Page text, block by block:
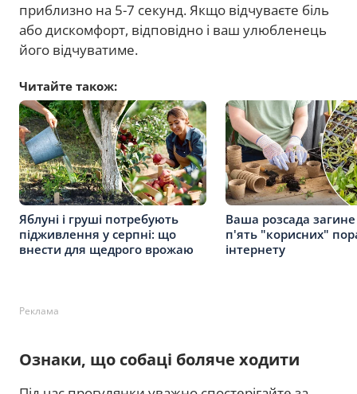
приблизно на 5-7 секунд. Якщо відчуваєте біль
або дискомфорт, відповідно і ваш улюбленець
його відчуватиме.
Читайте також:
Яблуні і груші потребують
підживлення у серпні: що
внести для щедрого врожаю
Ваша розсада загине
п'ять "корисних"
інтернету
Реклама
Ознаки, що собаці боляче ходити